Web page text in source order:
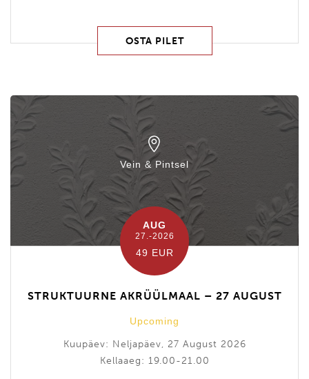
OSTA PILET
Vein & Pintsel
AUG
27.-2026
49 EUR
STRUKTUURNE AKRÜÜLMAAL – 27 AUGUST
Upcoming
Kuupäev: Neljapäev, 27 August 2026
Kellaaeg: 19.00-21.00